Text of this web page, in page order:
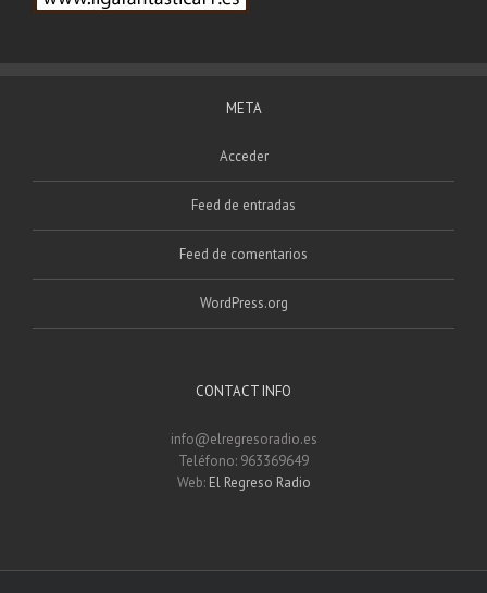
META
Acceder
Feed de entradas
Feed de comentarios
WordPress.org
CONTACT INFO
info@elregresoradio.es
Teléfono: 963369649
Web: El Regreso Radio